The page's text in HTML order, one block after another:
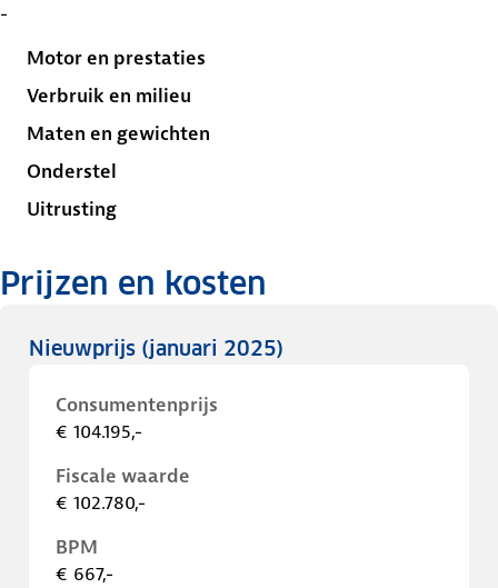
-
Motor en prestaties
Verbruik en milieu
Maten en gewichten
Onderstel
Uitrusting
Prijzen en kosten
Nieuwprijs (januari 2025)
Consumentenprijs
€ 104.195,-
Fiscale waarde
€ 102.780,-
BPM
€ 667,-